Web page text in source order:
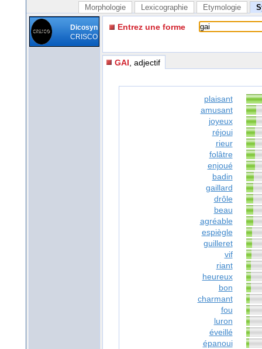
Morphologie Lexicographie Etymologie
Dicosyn
CRISCO
Entrez une forme
GAI , adjectif
plaisant
amusant
joyeux
réjoui
rieur
folâtre
enjoué
badin
gaillard
drôle
beau
agréable
espiègle
guilleret
vif
riant
heureux
bon
charmant
fou
luron
éveillé
épanoui